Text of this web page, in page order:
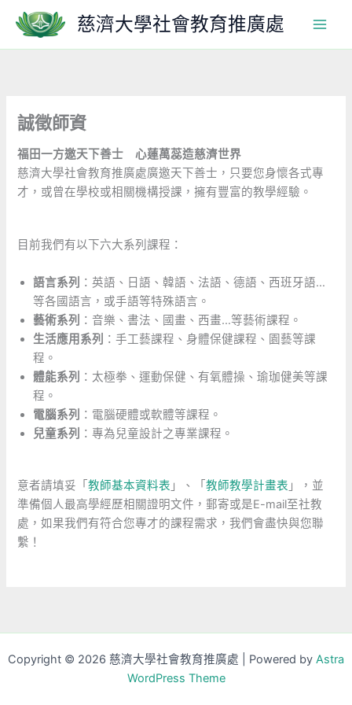
主
慈濟大學社會教育推廣處
誠徵師資
福田一方邀天下善士 心蓮萬蕊造慈濟世界
慈濟大學社會教育推廣處廣邀天下善士，只要您身懷各式專
才，或曾在學校或相關機構授課，擁有豐富的教學經驗。
目前我們有以下六大系列課程：
語言系列 ：英語、日語、韓語、法語、德語、西班牙語…
等各國語言，或手語等特殊語言。
藝術系列 ：音樂、書法、國畫、西畫…等藝術課程。
生活應用系列 ：手工藝課程、身體保健課程、園藝等課
程。
體能系列 ：太極拳、運動保健、有氧體操、瑜珈健美等課
程。
電腦系列 ：電腦硬體或軟體等課程。
兒童系列 ：專為兒童設計之專業課程。
意者請填妥「教師基本資料表 」、「教師教學計畫表 」，並
準備個人最高學經歷相關證明文件，郵寄或是E-mail至社教
處，如果我們有符合您專才的課程需求，我們會盡快與您聯
繫！
Copyright © 2026 慈濟大學社會教育推廣處 | Powered by Astra
WordPress Theme